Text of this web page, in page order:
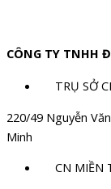
CÔNG TY TNHH
TRỤ SỞ
220/49 Nguyễn
Minh
CN MIỀN